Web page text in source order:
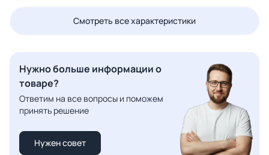
Смотреть все характеристики
Нужно больше информации о
товаре?
Ответим на все вопросы и поможем
принять решение
Нужен совет